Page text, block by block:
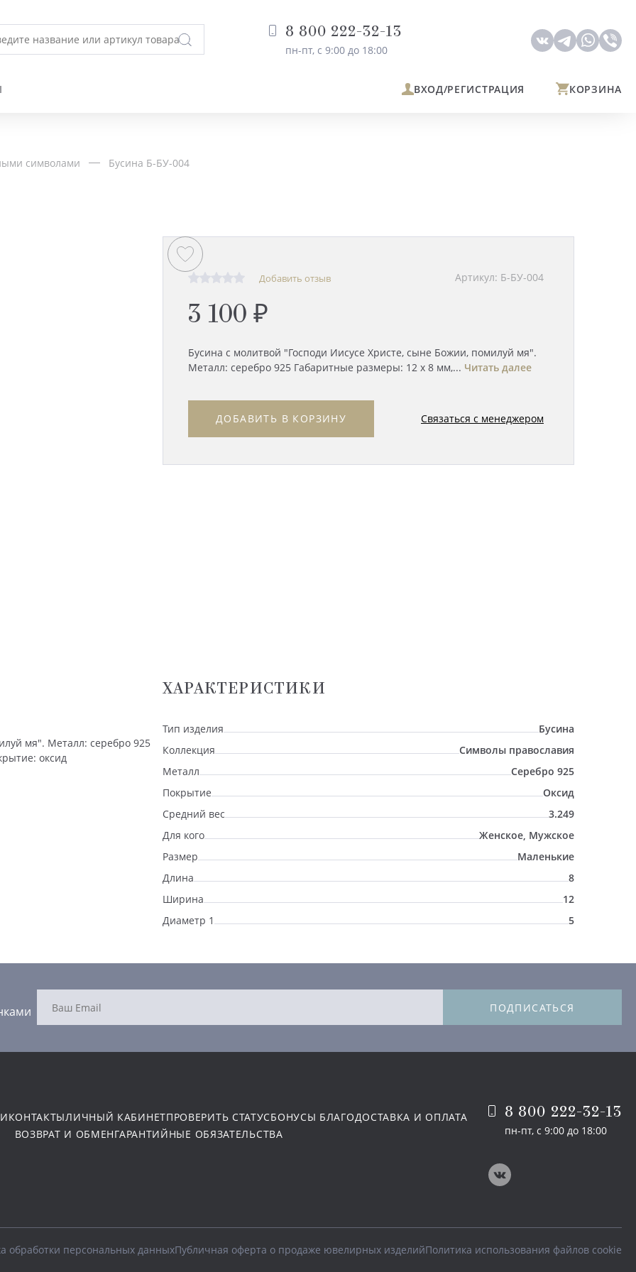
8 800 222-32-13
пн-пт, с 9:00 до 18:00
ВХОД/РЕГИСТРАЦИЯ КОРЗИНА
символами Бусина Б-БУ-004
Добавить отзыв Артикул: Б-БУ-004
3 100 ₽
Бусина с молитвой "Господи Иисусе Христе, сыне Божии, помилуй мя".
Металл: серебро 925 Габаритные размеры: 12 х 8 мм,... Читать далее
ДОБАВИТЬ В КОРЗИНУ Связаться с менеджером
мя". Металл: серебро 925
оксид
ХАРАКТЕРИСТИКИ
Тип изделия
Бусина
Коллекция
Символы православия
Металл
Серебро 925
Покрытие
Оксид
Средний вес
3.249
Для кого
Женское, Мужское
Размер
Маленькие
Длина
8
Ширина
12
Диаметр 1
5
ПОДПИСАТЬСЯ
КОНТАКТЫЛИЧНЫЙ КАБИНЕТПРОВЕРИТЬ СТАТУСБОНУСЫ БЛАГОДОСТАВКА И ОПЛАТА
ВОЗВРАТ И ОБМЕНГАРАНТИЙНЫЕ ОБЯЗАТЕЛЬСТВА
8 800 222-32-13
пн-пт, с 9:00 до 18:00
обработки персональных данныхПубличная оферта о продаже ювелирных изделийПолитика использования файлов cookie